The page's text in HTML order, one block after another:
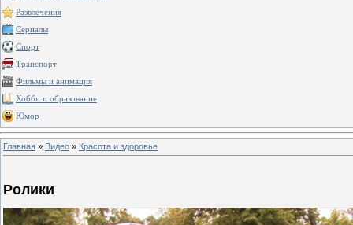
Развлечения
Сериалы
Спорт
Транспорт
Фильмы и анимация
Хобби и образование
Юмор
Главная » Видео » Красота и здоровье
Ролики